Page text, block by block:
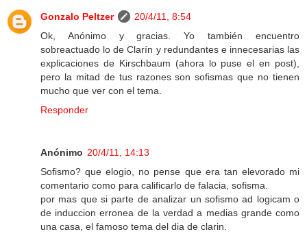
Gonzalo Peltzer
20/4/11, 8:54
Ok, Anónimo y gracias. Yo también encuentro
sobreactuado lo de Clarín y redundantes e innecesarias las
explicaciones de Kirschbaum (ahora lo puse el en post),
pero la mitad de tus razones son sofismas que no tienen
mucho que ver con el tema.
Responder
Anónimo 20/4/11, 14:13
Sofismo? que elogio, no pense que era tan elevorado mi
comentario como para calificarlo de falacia, sofisma.
por mas que si parte de analizar un sofismo ad logicam o
de induccion erronea de la verdad a medias grande como
una casa, el famoso tema del dia de clarin.